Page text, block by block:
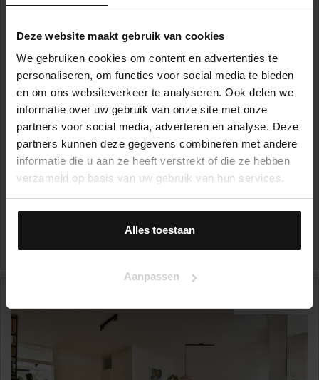
Deze website maakt gebruik van cookies
We gebruiken cookies om content en advertenties te
personaliseren, om functies voor social media te bieden
en om ons websiteverkeer te analyseren. Ook delen we
informatie over uw gebruik van onze site met onze
partners voor social media, adverteren en analyse. Deze
partners kunnen deze gegevens combineren met andere
informatie die u aan ze heeft verstrekt of die ze hebben
verzameld op basis van uw gebruik van hun services.
Alles toestaan
Aanpassen
Castorplein 7
€ 475.000,- k.k. 123 m